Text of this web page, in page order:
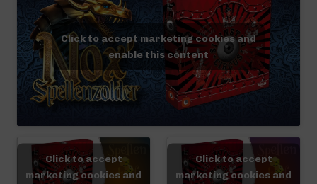
Click to accept marketing cookies and
enable this content
Click to accept
marketing cookies and
Click to accept
marketing cookies and